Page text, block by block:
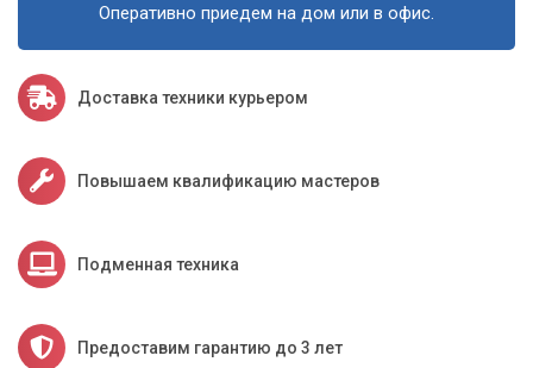
Оперативно приедем на дом или в офис.
Доставка техники курьером
Повышаем квалификацию мастеров
Подменная техника
Предоставим гарантию до 3 лет